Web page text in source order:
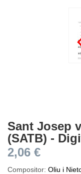
Sant Josep
(SATB) -
2,06 €
Compositor: Oliu i